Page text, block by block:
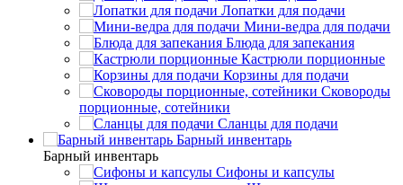
Лопатки для подачи
Мини-ведра для подачи
Блюда для запекания
Кастрюли порционные
Корзины для подачи
Сковороды
порционные, сотейники
Сланцы для подачи
Барный инвентарь
Барный инвентарь
Сифоны и капсулы